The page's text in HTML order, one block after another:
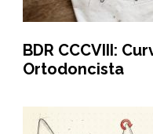
BDR CCCVIII:
Ortodoncista